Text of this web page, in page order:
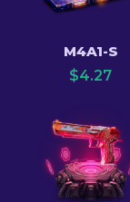
M4A1-S
$4.27